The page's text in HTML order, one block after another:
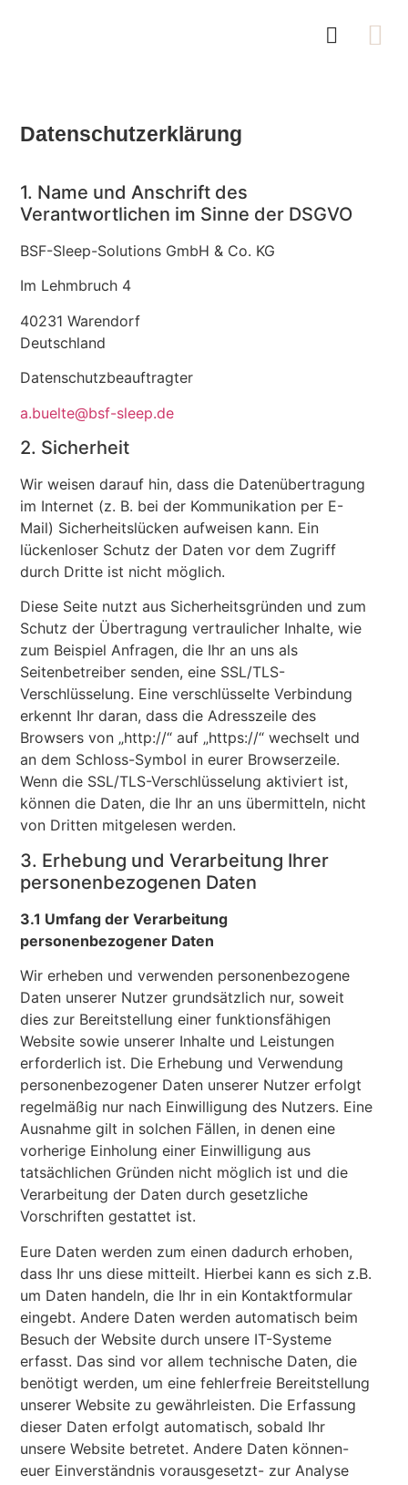
Datenschutzerklärung
1. Name und Anschrift des
Verantwortlichen im Sinne der DSGVO
BSF-Sleep-Solutions GmbH & Co. KG
Im Lehmbruch 4
40231 Warendorf
Deutschland
Datenschutzbeauftragter
a.buelte@bsf-sleep.de
2. Sicherheit
Wir weisen darauf hin, dass die Datenübertragung
im Internet (z. B. bei der Kommunikation per E-
Mail) Sicherheitslücken aufweisen kann. Ein
lückenloser Schutz der Daten vor dem Zugriff
durch Dritte ist nicht möglich.
Diese Seite nutzt aus Sicherheitsgründen und zum
Schutz der Übertragung vertraulicher Inhalte, wie
zum Beispiel Anfragen, die Ihr an uns als
Seitenbetreiber senden, eine SSL/TLS-
Verschlüsselung. Eine verschlüsselte Verbindung
erkennt Ihr daran, dass die Adresszeile des
Browsers von „http://“ auf „https://“ wechselt und
an dem Schloss-Symbol in eurer Browserzeile.
Wenn die SSL/TLS-Verschlüsselung aktiviert ist,
können die Daten, die Ihr an uns übermitteln, nicht
von Dritten mitgelesen werden.
3. Erhebung und Verarbeitung Ihrer
personenbezogenen Daten
3.1 Umfang der Verarbeitung
personenbezogener Daten
Wir erheben und verwenden personenbezogene
Daten unserer Nutzer grundsätzlich nur, soweit
dies zur Bereitstellung einer funktionsfähigen
Website sowie unserer Inhalte und Leistungen
erforderlich ist. Die Erhebung und Verwendung
personenbezogener Daten unserer Nutzer erfolgt
regelmäßig nur nach Einwilligung des Nutzers. Eine
Ausnahme gilt in solchen Fällen, in denen eine
vorherige Einholung einer Einwilligung aus
tatsächlichen Gründen nicht möglich ist und die
Verarbeitung der Daten durch gesetzliche
Vorschriften gestattet ist.
Eure Daten werden zum einen dadurch erhoben,
dass Ihr uns diese mitteilt. Hierbei kann es sich z.B.
um Daten handeln, die Ihr in ein Kontaktformular
eingebt. Andere Daten werden automatisch beim
Besuch der Website durch unsere IT-Systeme
erfasst. Das sind vor allem technische Daten, die
benötigt werden, um eine fehlerfreie Bereitstellung
unserer Website zu gewährleisten. Die Erfassung
dieser Daten erfolgt automatisch, sobald Ihr
unsere Website betretet. Andere Daten können-
euer Einverständnis vorausgesetzt- zur Analyse